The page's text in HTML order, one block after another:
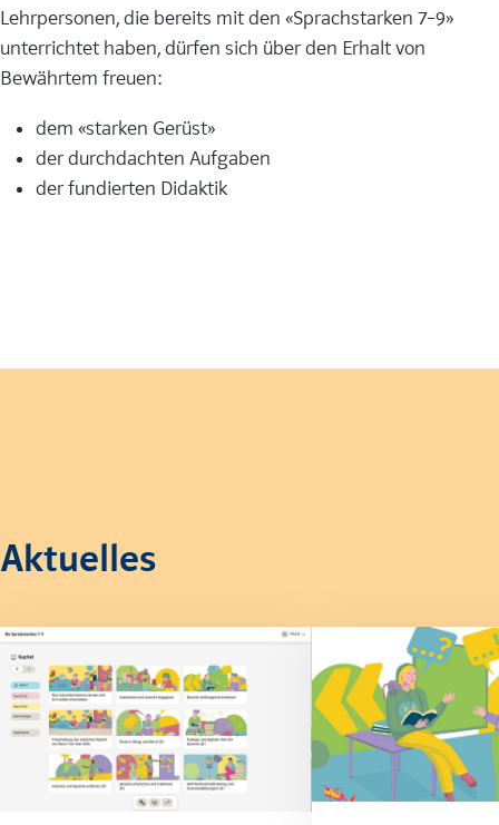
Lehrpersonen, die bereits mit den «Sprachstarken 7–9»
unterrichtet haben, dürfen sich über den Erhalt von
Bewährtem freuen:
dem «starken Gerüst»
der durchdachten Aufgaben
der fundierten Didaktik
Aktuelles